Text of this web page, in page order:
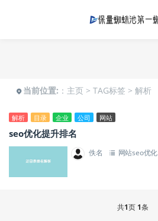
当前位置: ： 主页 > TAG标签 > 解析
解析 目录 企业 公司 网站
seo优化提升排名
佚名 网站seo优化
共1页 1条